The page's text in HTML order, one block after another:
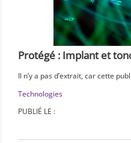
Protégé : Implant et
Il n’y a pas d’extrait, car cette
Technologies
PUBLIÉ LE :